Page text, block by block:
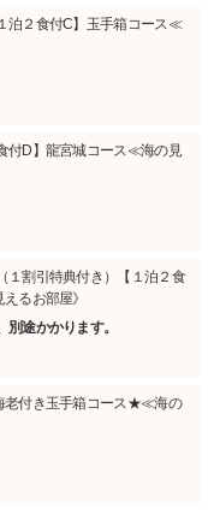
泊２食付C】玉手箱コース≪
付D】龍宮城コース≪海の見
１割引特典付き）【１泊２食
るお部屋》
途かかります。
老付き玉手箱コース★≪海の